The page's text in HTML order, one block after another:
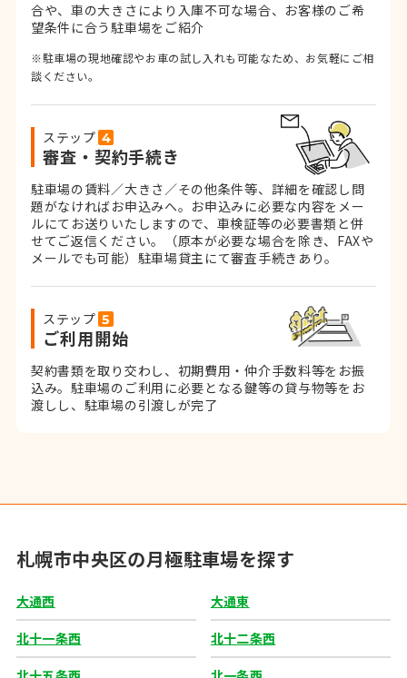
合や、車の大きさにより入庫不可な場合、お客様のご希
望条件に合う駐車場をご紹介
※駐車場の現地確認やお車の試し入れも可能なため、お気軽にご相
談ください。
ステップ
審査・契約手続き
駐車場の賃料／大きさ／その他条件等、詳細を確認し問
題がなければお申込みへ。お申込みに必要な内容をメー
ルにてお送りいたしますので、車検証等の必要書類と併
せてご返信ください。
（原本が必要な場合を除き、FAXや
メールでも可能） 駐車場貸主にて審査手続きあり。
ステップ
ご利用開始
契約書類を取り交わし、初期費用・仲介手数料等をお振
込み。駐車場のご利用に必要となる鍵等の貸与物等をお
渡しし、駐車場の引渡しが完了
札幌市中央区の月極駐車場を探す
大通西 大通東
北十一条西 北十二条西